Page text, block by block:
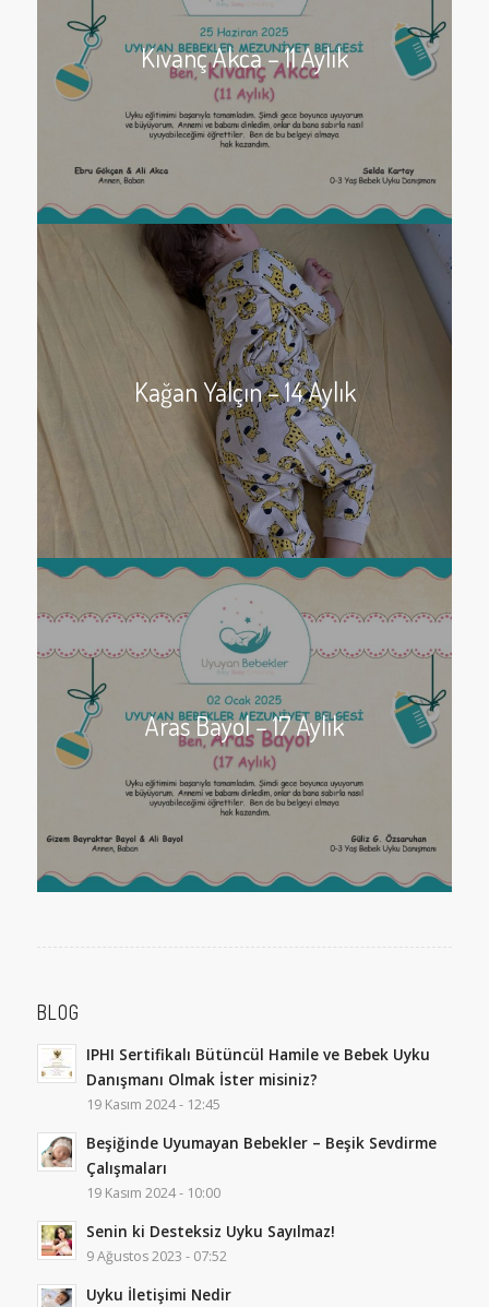
Kıvanç Akca – 11 Aylık
Kağan Yalçın – 14 Aylık
Aras Bayol – 17 Aylık
BLOG
IPHI Sertifikalı Bütüncül Hamile ve Bebek Uyku
Danışmanı Olmak İster misiniz?
19 Kasım 2024 - 12:45
Beşiğinde Uyumayan Bebekler – Beşik Sevdirme
Çalışmaları
19 Kasım 2024 - 10:00
Senin ki Desteksiz Uyku Sayılmaz!
9 Ağustos 2023 - 07:52
Uyku İletişimi Nedir